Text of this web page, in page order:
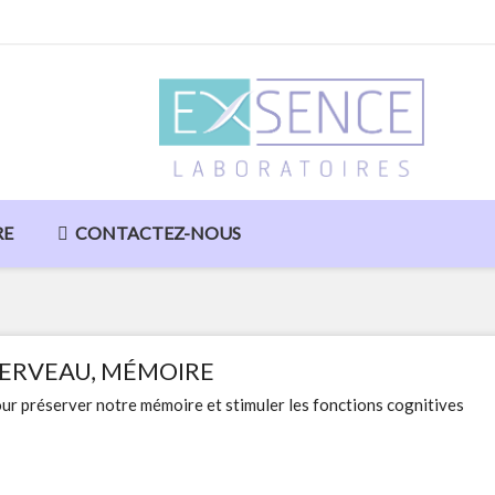
CONTACTEZ-NOUS
MÉMOIRE
préserver notre mémoire et stimuler les fonctions cognitives